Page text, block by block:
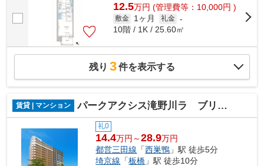
12.5万円 (管理費等：10,000円 )
敷金 1ヶ月 礼金 -
10階 / 1K / 25.60㎡
残り 3件を表示する
賃貸 | マンション パークアクシス滝野川ラ ブリーズ
礼0
14.4万円～28.9万円
都営三田線 「西巣鴨 」駅 徒歩5分
埼京線 「板橋 」駅 徒歩10分